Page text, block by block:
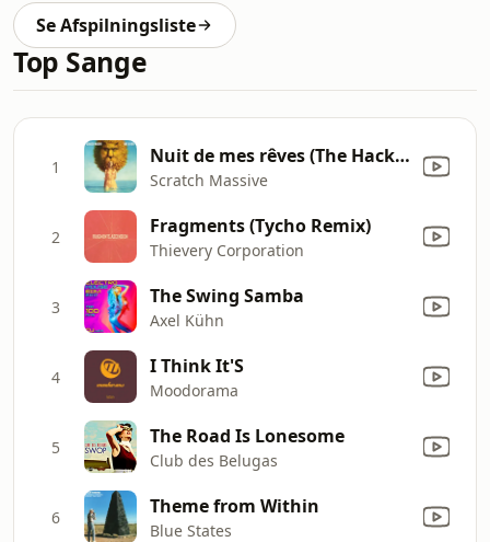
Se Afspilningsliste
Top Sange
1 Nuit de mes rêves (The Hacker Remix)
Scratch Massive
2 Fragments (Tycho Remix)
Thievery Corporation
3 The Swing Samba
Axel Kühn
4 I Think It'S
Moodorama
5 The Road Is Lonesome
Club des Belugas
6 Theme from Within
Blue States